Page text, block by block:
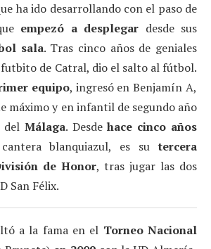
ha ido desarrollando con el paso de
empezó a desplegar desde sus
sala. Tras cinco años de geniales
de Catral, dio el salto al fútbol.
equipo, ingresó en Benjamín A,
máximo y en infantil de segundo año
del Málaga. Desdehace cinco años
blanquiazul, es sutercera
de Honor, tras jugar las dos
San Félix.
a la fama en el Torneo Nacional